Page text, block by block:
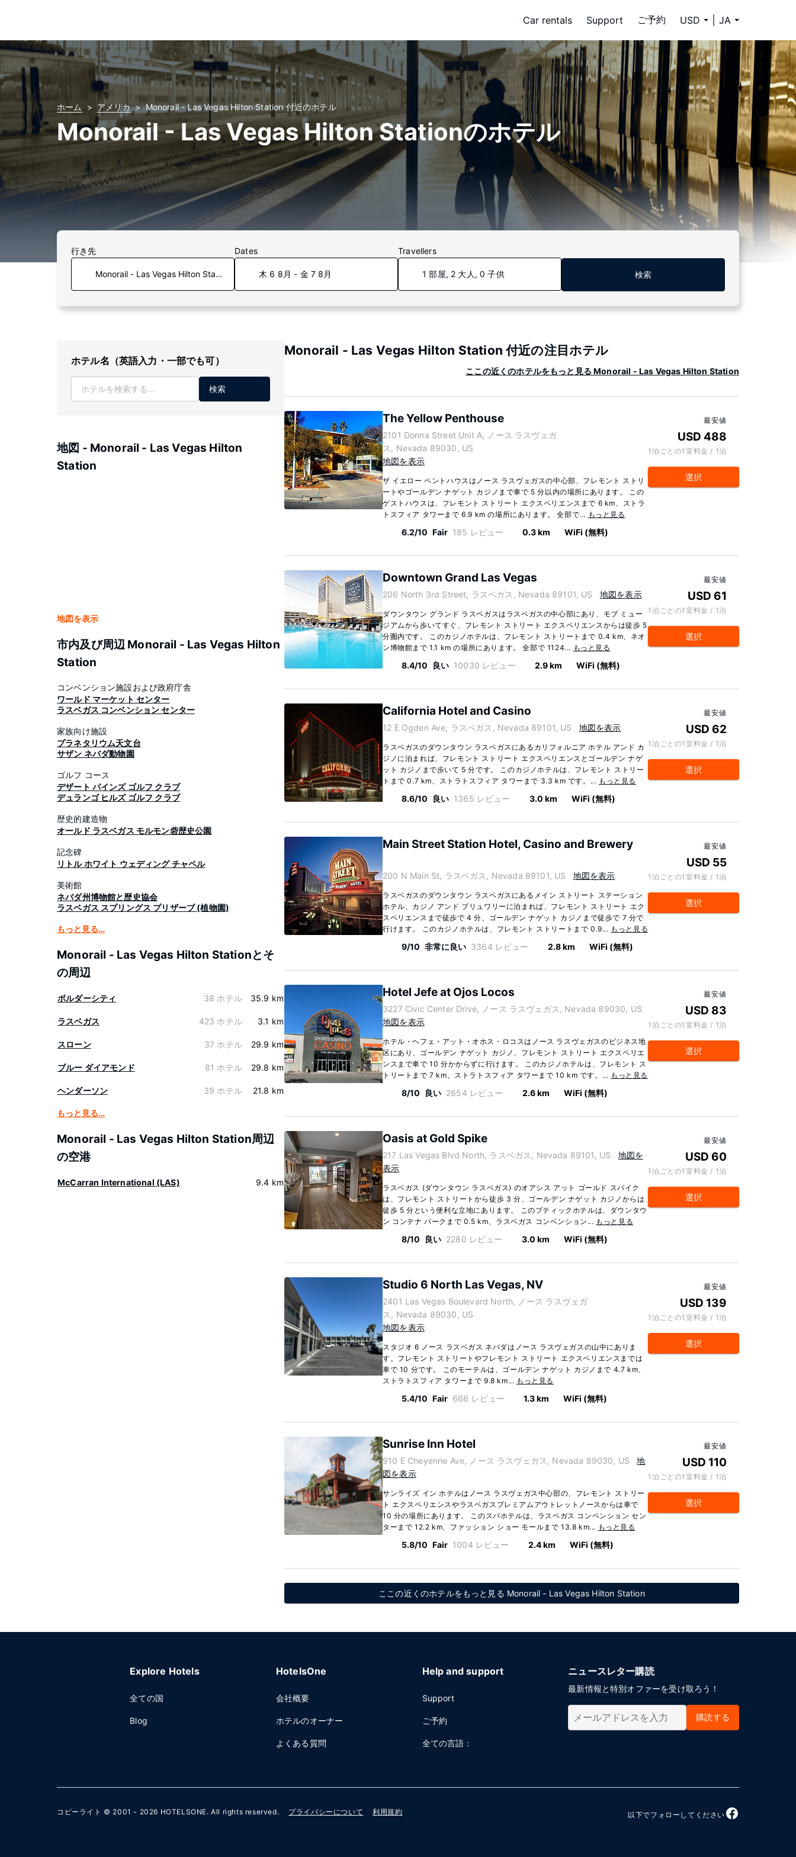
Car rentals Support ご予約 USD JA
ホーム アメリカ Monorail - Las Vegas Hilton Station 付近のホテル
Monorail - Las Vegas Hilton Stationのホテル
行き先 Dates
木 6 8月 - 金 7 8月
Travellers
1 部屋, 2 大人, 0 子供 検索
ホテル名（英語入力・一部でも可）
検索
地図 - Monorail - Las Vegas Hilton
Station
地図を表示
市内及び周辺 Monorail - Las Vegas Hilton
Station
コンベンション施設および政府庁舎
ワールド マーケット センター
ラスベガス コンベンション センター
家族向け施設
プラネタリウム天文台
サザン ネバダ動物園
ゴルフ コース
デザート パインズ ゴルフ クラブ
デュランゴ ヒルズ ゴルフ クラブ
歴史的建造物
オールド ラスベガス モルモン砦歴史公園
記念碑
リトル ホワイト ウェディング チャペル
美術館
ネバダ州博物館と歴史協会
ラスベガス スプリングス プリザーブ (植物園)
もっと見る…
Monorail - Las Vegas Hilton Stationとそ
の周辺
ボルダーシティ 38 ホテル 35.9 km
ラスベガス 423 ホテル 3.1 km
スローン 37 ホテル 29.9 km
ブルー ダイアモンド 81 ホテル 29.8 km
ヘンダーソン 39 ホテル 21.8 km
もっと見る…
Monorail - Las Vegas Hilton Station周辺
の空港
McCarran International (LAS) 9.4 km
Monorail - Las Vegas Hilton Station 付近の注目ホテル
ここの近くのホテルをもっと見る Monorail - Las Vegas Hilton Station
The Yellow Penthouse
2101 Donna Street Unit A, ノース ラスヴェガ
ス, Nevada 89030, US
地図を表示
ザ イエロー ペントハウスはノース ラスヴェガスの中心部、フレモント ストリ
ートやゴールデン ナゲット カジノまで車で 5 分以内の場所にあります。 この
ゲストハウスは、フレモント ストリート エクスペリエンスまで 6 km、ストラ
トスフィア タワーまで 6.9 km の場所にあります。 全部で... もっと見る
6.2/10 Fair 185 レビュー 0.3 km WiFi (無料)
最安値
USD 488
1泊ごとの1室料金 / 1泊
選択
Downtown Grand Las Vegas
206 North 3rd Street, ラスベガス, Nevada 89101, US 地図を表示
ダウンタウン グランド ラスベガスはラスベガスの中心部にあり、モブ ミュー
ジアムから歩いてすぐ、フレモント ストリート エクスペリエンスからは徒歩 5
分圏内です。 このカジノホテルは、フレモント ストリートまで 0.4 km、ネオ
ン博物館まで 1.1 km の場所にあります。 全部で 1124... もっと見る
8.4/10 良い 10030 レビュー 2.9 km WiFi (無料)
最安値
USD 61
1泊ごとの1室料金 / 1泊
選択
California Hotel and Casino
12 E Ogden Ave, ラスベガス, Nevada 89101, US 地図を表示
ラスベガスのダウンタウン ラスベガスにあるカリフォルニア ホテル アンド カ
ジノに泊まれば、フレモント ストリート エクスペリエンスとゴールデン ナゲ
ット カジノまで歩いて 5 分です。 このカジノホテルは、フレモント ストリー
トまで 0.7 km、ストラトスフィア タワーまで 3.3 km です。... もっと見る
8.6/10 良い 1365 レビュー 3.0 km WiFi (無料)
最安値
USD 62
1泊ごとの1室料金 / 1泊
選択
Main Street Station Hotel, Casino and Brewery
200 N Main St, ラスベガス, Nevada 89101, US 地図を表示
ラスベガスのダウンタウン ラスベガスにあるメイン ストリート ステーション
ホテル、カジノ アンド ブリュワリーに泊まれば、フレモント ストリート エク
スペリエンスまで徒歩で 4 分、ゴールデン ナゲット カジノまで徒歩で 7 分で
行けます。 このカジノホテルは、フレモント ストリートまで 0.9... もっと見る
9/10 非常に良い 3364 レビュー 2.8 km WiFi (無料)
最安値
USD 55
1泊ごとの1室料金 / 1泊
選択
Hotel Jefe at Ojos Locos
3227 Civic Center Drive, ノース ラスヴェガス, Nevada 89030, US
地図を表示
ホテル・ヘフェ・アット・オホス・ロコスはノース ラスヴェガスのビジネス地
区にあり、ゴールデン ナゲット カジノ、フレモント ストリート エクスペリエ
ンスまで車で 10 分かからずに行けます。 このカジノホテルは、フレモント ス
トリートまで 7 km、ストラトスフィア タワーまで 10 km です。... もっと見る
8/10 良い 2654 レビュー 2.6 km WiFi (無料)
最安値
USD 83
1泊ごとの1室料金 / 1泊
選択
Oasis at Gold Spike
217 Las Vegas Blvd North, ラスベガス, Nevada 89101, US
地図を
表示
ラスベガス (ダウンタウン ラスベガス) のオアシス アット ゴールド スパイク
は、フレモント ストリートから徒歩 3 分、ゴールデン ナゲット カジノからは
徒歩 5 分という便利な立地にあります。 このブティックホテルは、ダウンタウ
ン コンテナ パークまで 0.5 km、ラスベガス コンベンション... もっと見る
8/10 良い 2280 レビュー 3.0 km WiFi (無料)
最安値
USD 60
1泊ごとの1室料金 / 1泊
選択
Studio 6 North Las Vegas, NV
2401 Las Vegas Boulevard North, ノース ラスヴェガ
ス, Nevada 89030, US
地図を表示
スタジオ 6 ノース ラスベガス ネバダはノース ラスヴェガスの山中にありま
す。フレモント ストリートやフレモント ストリート エクスペリエンスまでは
車で 10 分です。 このモーテルは、ゴールデン ナゲット カジノまで 4.7 km、
ストラトスフィア タワーまで 9.8 km... もっと見る
5.4/10 Fair 666 レビュー 1.3 km WiFi (無料)
最安値
USD 139
1泊ごとの1室料金 / 1泊
選択
Sunrise Inn Hotel
910 E Cheyenne Ave, ノース ラスヴェガス, Nevada 89030, US
地
図を表示
サンライズ イン ホテルはノース ラスヴェガス中心部の、フレモント ストリー
ト エクスペリエンスやラスベガスプレミアムアウトレットノースからは車で
10 分の場所にあります。 このスパホテルは、ラスベガス コンベンション セン
ターまで 12.2 km、ファッション ショー モールまで 13.8 km... もっと見る
5.8/10 Fair 1004 レビュー 2.4 km WiFi (無料)
最安値
USD 110
1泊ごとの1室料金 / 1泊
選択
ここの近くのホテルをもっと見る Monorail - Las Vegas Hilton Station
Explore Hotels
全ての国
Blog
HotelsOne
会社概要
ホテルのオーナー
よくある質問
Help and support
Support
ご予約
全ての言語：
ニュースレター購読
最新情報と特別オファーを受け取ろう！
購読する
コピーライト © 2001 - 2026 HOTELSONE. All rights reserved. プライバシーについて 利用規約 以下でフォローしてください